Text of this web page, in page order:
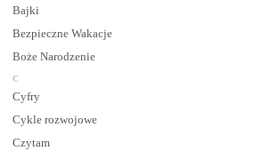
Bajki
Bezpieczne Wakacje
Boże Narodzenie
C
Cyfry
Cykle rozwojowe
Czytam